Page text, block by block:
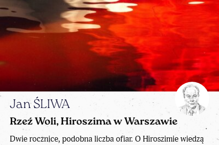
Jan ŚLIWA
Rzeź Woli, Hiroszima w Warszawie
Dwie rocznice, podobna liczba ofiar. O Hiroszimie wiedzą